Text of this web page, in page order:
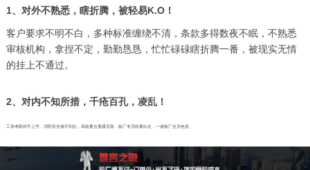
1、对外不熟悉，瞎折腾，被轻易K.O！
客户要求不明不白，多种标准缠绕不清，条款多得数夜不眠，不熟悉
审核机构，拿捏不定，勤勤恳恳，忙忙碌碌瞎折腾一番，被现实无情
的挂上不通过。
2、对内不知所措，千疮百孔，凌乱！
工资考勤对不上号，消防安全做不到位，风险重点显露无疑，验厂专员轮番出走，一谈验厂全员色变。